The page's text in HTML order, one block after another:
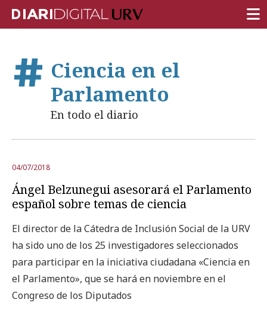
INVESTIGACIÓN
DOCENCIA
COMUNIDAD URV
REPORTAJES
Prueba la búsqueda avanzada
Ciencia en el
Parlamento
En todo el diario
04/07/2018
Ángel Belzunegui asesorará el Parlamento
español sobre temas de ciencia
El director de la Cátedra de Inclusión Social de la URV
ha sido uno de los 25 investigadores seleccionados
para participar en la iniciativa ciudadana «Ciencia en
el Parlamento», que se hará en noviembre en el
Congreso de los Diputados